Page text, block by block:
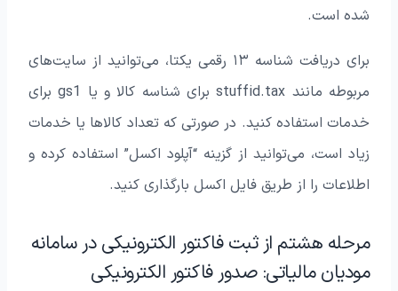
شده است.
برای دریافت شناسه ۱۳ رقمی یکتا، می‌توانید از سایت‌های
مربوطه مانند stuffid.tax برای شناسه کالا و یا gs1 برای
خدمات استفاده کنید. در صورتی که تعداد کالاها یا خدمات
زیاد است، می‌توانید از گزینه “آپلود اکسل” استفاده کرده و
اطلاعات را از طریق فایل اکسل بارگذاری کنید.
مرحله هشتم از ثبت فاکتور الکترونیکی در سامانه
مودیان مالیاتی: صدور فاکتور الکترونیکی